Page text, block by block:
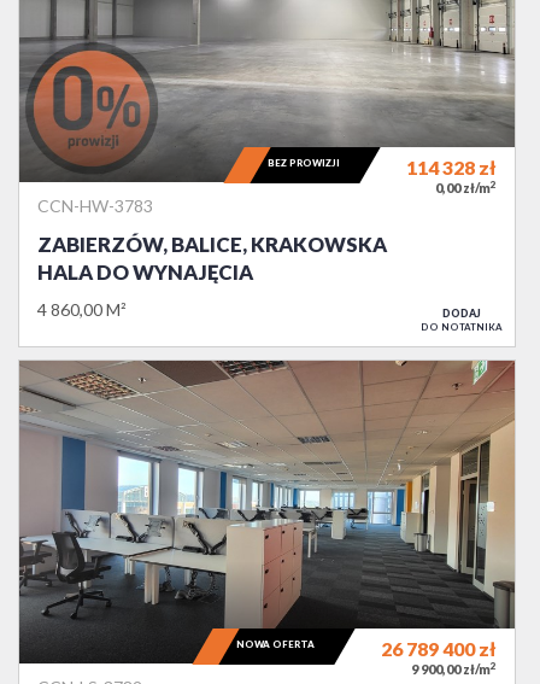
CCN-HW-3783
ZABIERZÓW, BALICE, KRAKOWSKA
HALA DO WYNAJĘCIA
4 860,00 M²
114 328 zł
0,00 zł/m2
BEZ PROWIZJI
DODAJ
DO NOTATNIKA
26 789 400zł
9 900,00 zł/m2
NOWA OFERTA